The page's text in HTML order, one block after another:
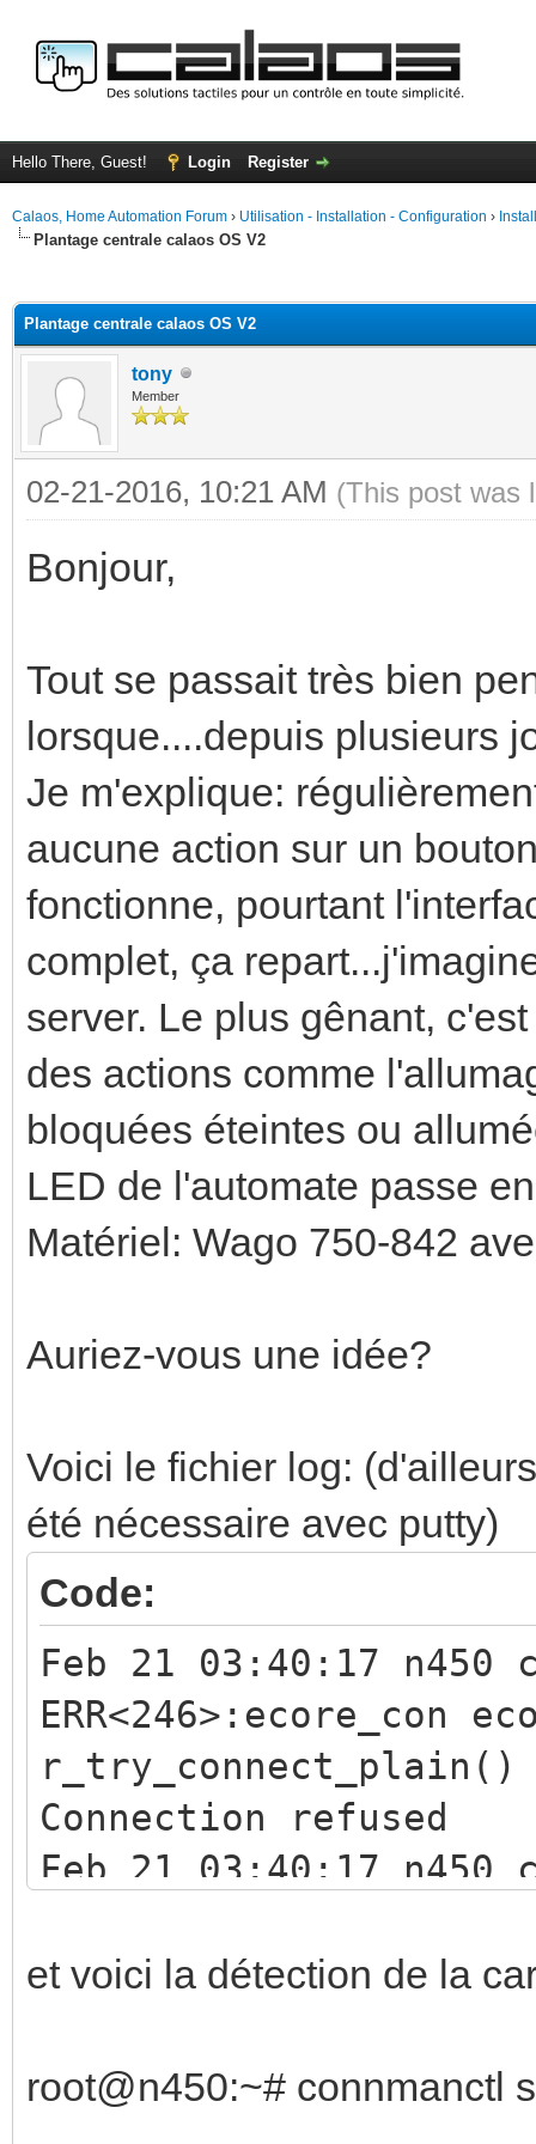
Hello There, Guest! Login Register
Calaos, Home Automation Forum › Utilisation - Installation - Configuration ›
Plantage centrale calaos OS V2
Plantage centrale calaos OS V2
tony
Member
02-21-2016, 10:21 AM (This post was
Bonjour,
Tout se passait très bien
lorsque....depuis plusieurs
Je m'explique:
aucune action sur un
fonctionne, pourtant
complet, ça
server. Le plus gênant,
des actions comme
bloquées éteintes ou
LED de l'automate passe
Matériel: Wago 750-842
Auriez-vous une idée?
Voici le fichier log:
été nécessaire avec putty)
Code:
Feb 21 03:40:17 n450
ERR<246>:ecore_con
Connection refused
Feb 21 03:40:17 n450
r.cpp:152 void
er*)() Main Conn
et voici la détection de la
root@n450:~# connmanctl